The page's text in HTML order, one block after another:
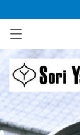
已加入購物車